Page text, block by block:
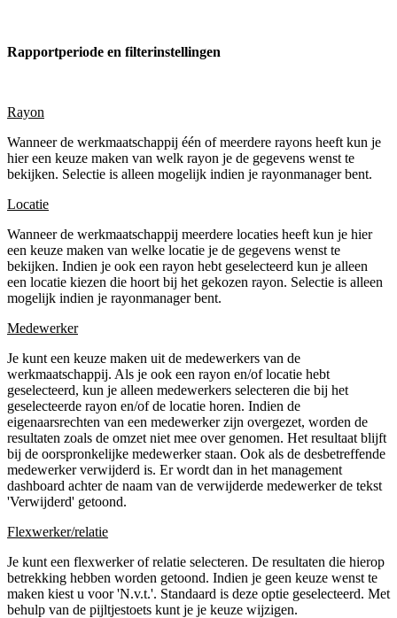
Rapportperiode en filterinstellingen
Rayon
Wanneer de werkmaatschappij één of meerdere rayons heeft kun je
hier een keuze maken van welk rayon je de gegevens wenst te
bekijken. Selectie is alleen mogelijk indien je rayonmanager bent.
Locatie
Wanneer de werkmaatschappij meerdere locaties heeft kun je hier
een keuze maken van welke locatie je de gegevens wenst te
bekijken. Indien je ook een rayon hebt geselecteerd kun je alleen
een locatie kiezen die hoort bij het gekozen rayon. Selectie is alleen
mogelijk indien je rayonmanager bent.
Medewerker
Je kunt een keuze maken uit de medewerkers van de
werkmaatschappij. Als je ook een rayon en/of locatie hebt
geselecteerd, kun je alleen medewerkers selecteren die bij het
geselecteerde rayon en/of de locatie horen. Indien de
eigenaarsrechten van een medewerker zijn overgezet, worden de
resultaten zoals de omzet niet mee over genomen. Het resultaat blijft
bij de oorspronkelijke medewerker staan. Ook als de desbetreffende
medewerker verwijderd is. Er wordt dan in het management
dashboard achter de naam van de verwijderde medewerker de tekst
'Verwijderd' getoond.
Flexwerker/relatie
Je kunt een flexwerker of relatie selecteren. De resultaten die hierop
betrekking hebben worden getoond. Indien je geen keuze wenst te
maken kiest u voor 'N.v.t.'. Standaard is deze optie geselecteerd. Met
behulp van de pijltjestoets kunt je je keuze wijzigen.